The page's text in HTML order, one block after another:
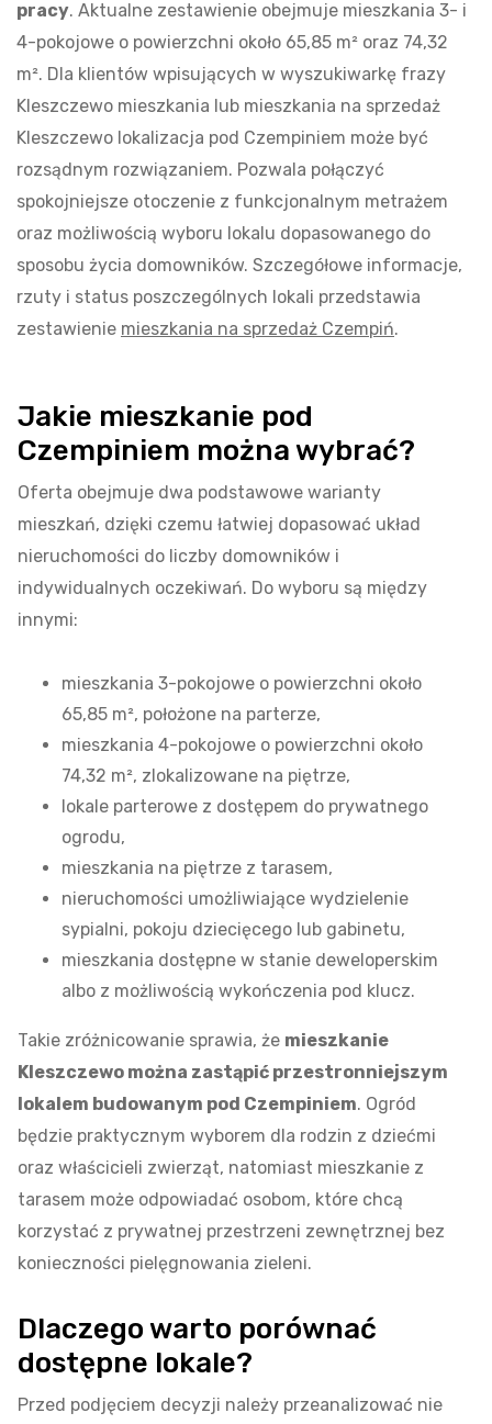
pracy. Aktualne zestawienie obejmuje mieszkania 3- i
4-pokojowe o powierzchni około 65,85 m² oraz 74,32
m². Dla klientów wpisujących w wyszukiwarkę frazy
Kleszczewo mieszkania lub mieszkania na sprzedaż
Kleszczewo lokalizacja pod Czempiniem może być
rozsądnym rozwiązaniem. Pozwala połączyć
spokojniejsze otoczenie z funkcjonalnym metrażem
oraz możliwością wyboru lokalu dopasowanego do
sposobu życia domowników. Szczegółowe informacje,
rzuty i status poszczególnych lokali przedstawia
zestawienie mieszkania na sprzedaż Czempiń.
Jakie mieszkanie pod
Czempiniem można wybrać?
Oferta obejmuje dwa podstawowe warianty
mieszkań, dzięki czemu łatwiej dopasować układ
nieruchomości do liczby domowników i
indywidualnych oczekiwań. Do wyboru są między
innymi:
mieszkania 3-pokojowe o powierzchni około
65,85 m², położone na parterze,
mieszkania 4-pokojowe o powierzchni około
74,32 m², zlokalizowane na piętrze,
lokale parterowe z dostępem do prywatnego
ogrodu,
mieszkania na piętrze z tarasem,
nieruchomości umożliwiające wydzielenie
sypialni, pokoju dziecięcego lub gabinetu,
mieszkania dostępne w stanie deweloperskim
albo z możliwością wykończenia pod klucz.
Takie zróżnicowanie sprawia, że mieszkanie
Kleszczewo można zastąpić przestronniejszym
lokalem budowanym pod Czempiniem. Ogród
będzie praktycznym wyborem dla rodzin z dziećmi
oraz właścicieli zwierząt, natomiast mieszkanie z
tarasem może odpowiadać osobom, które chcą
korzystać z prywatnej przestrzeni zewnętrznej bez
konieczności pielęgnowania zieleni.
Dlaczego warto porównać
dostępne lokale?
Przed podjęciem decyzji należy przeanalizować nie